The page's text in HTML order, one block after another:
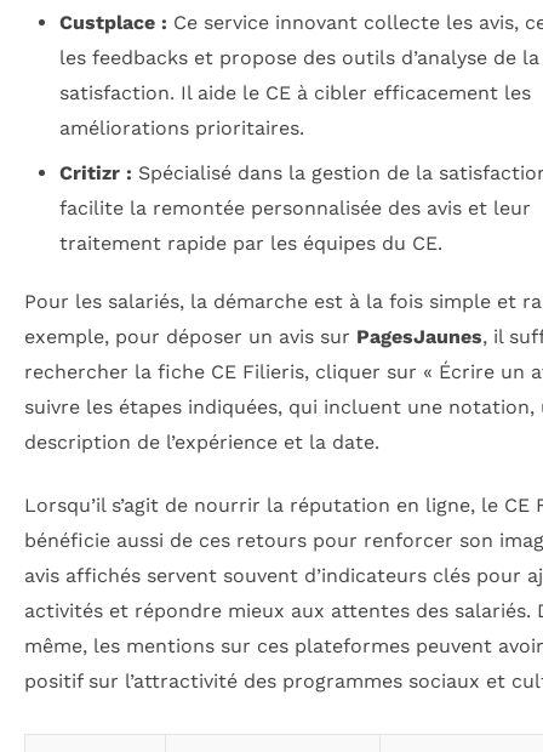
Custplace : Ce service innovant collecte les avis,
les feedbacks et propose des outils d’analyse de la
satisfaction. Il aide le CE à cibler efficacement les
améliorations prioritaires.
Critizr : Spécialisé dans la gestion de la
facilite la remontée personnalisée des avis et leur
traitement rapide par les équipes du CE.
Pour les salariés, la démarche est à la fois simple et
exemple, pour déposer un avis sur PagesJaunes, il
rechercher la fiche CE Filieris, cliquer sur « Écrire un
suivre les étapes indiquées, qui incluent une notation,
description de l’expérience et la date.
Lorsqu’il s’agit de nourrir la réputation en ligne, le CE
bénéficie aussi de ces retours pour renforcer son
avis affichés servent souvent d’indicateurs clés pour
activités et répondre mieux aux attentes des salariés.
même, les mentions sur ces plateformes peuvent
positif sur l’attractivité des programmes sociaux et